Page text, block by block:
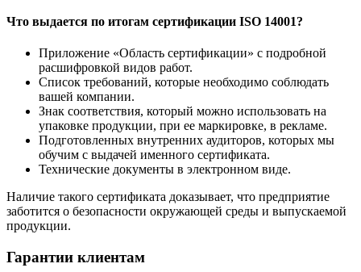
Что выдается по итогам сертификации ISO 14001?
Приложение «Область сертификации» с подробной
расшифровкой видов работ.
Список требований, которые необходимо соблюдать
вашей компании.
Знак соответствия, который можно использовать на
упаковке продукции, при ее маркировке, в рекламе.
Подготовленных внутренних аудиторов, которых мы
обучим с выдачей именного сертификата.
Технические документы в электронном виде.
Наличие такого сертификата доказывает, что предприятие
заботится о безопасности окружающей среды и выпускаемой
продукции.
Гарантии клиентам